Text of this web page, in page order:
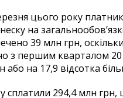
цього року
на
39 млн грн,
з першим кварталом
або на 17,9 відсотка
сплатили 294,4 млн